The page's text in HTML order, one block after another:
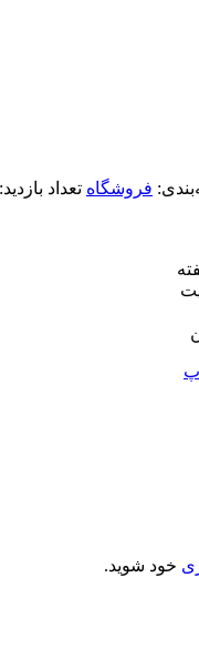
فروشگاه تعداد بازدید:
خود شوید.